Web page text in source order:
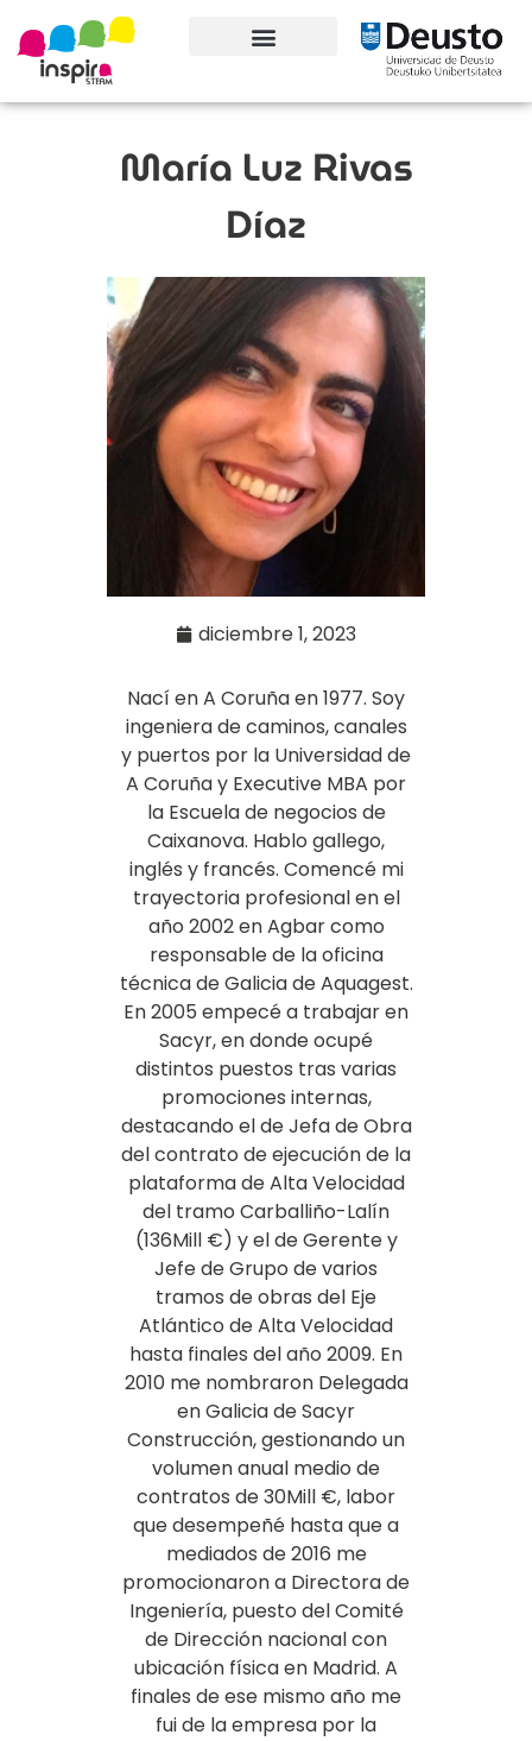
María Luz Rivas
Díaz
diciembre 1, 2023
Nací en A Coruña en 1977. Soy
ingeniera de caminos, canales
y puertos por la Universidad de
A Coruña y Executive MBA por
la Escuela de negocios de
Caixanova. Hablo gallego,
inglés y francés. Comencé mi
trayectoria profesional en el
año 2002 en Agbar como
responsable de la oficina
técnica de Galicia de Aquagest.
En 2005 empecé a trabajar en
Sacyr, en donde ocupé
distintos puestos tras varias
promociones internas,
destacando el de Jefa de Obra
del contrato de ejecución de la
plataforma de Alta Velocidad
del tramo Carballiño-Lalín
(136Mill €) y el de Gerente y
Jefe de Grupo de varios
tramos de obras del Eje
Atlántico de Alta Velocidad
hasta finales del año 2009. En
2010 me nombraron Delegada
en Galicia de Sacyr
Construcción, gestionando un
volumen anual medio de
contratos de 30Mill €, labor
que desempeñé hasta que a
mediados de 2016 me
promocionaron a Directora de
Ingeniería, puesto del Comité
de Dirección nacional con
ubicación física en Madrid. A
finales de ese mismo año me
fui de la empresa por la